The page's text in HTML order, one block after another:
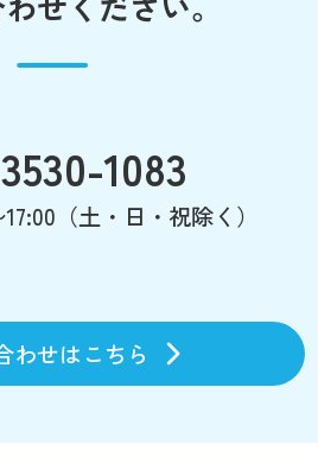
1083
（土・日・祝除く）
わせはこちら